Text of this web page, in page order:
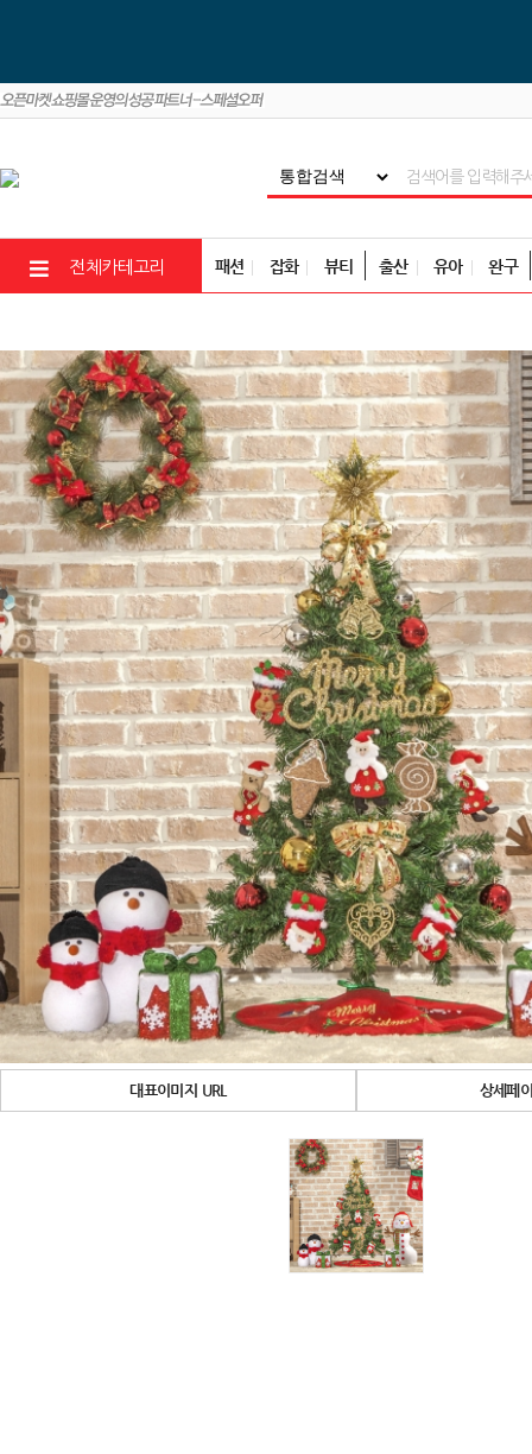
전체카테고리 패션 잡화 뷰티 출산 유아 완구
대표이미지 URL 상세페